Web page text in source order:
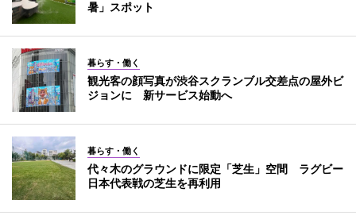
暑」スポット
暮らす・働く
観光客の顔写真が渋谷スクランブル交差点の屋外ビ
ジョンに 新サービス始動へ
暮らす・働く
代々木のグラウンドに限定「芝生」空間 ラグビー
日本代表戦の芝生を再利用